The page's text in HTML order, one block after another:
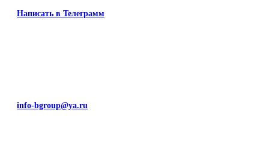
Написать в Телеграмм
info-bgroup@ya.ru